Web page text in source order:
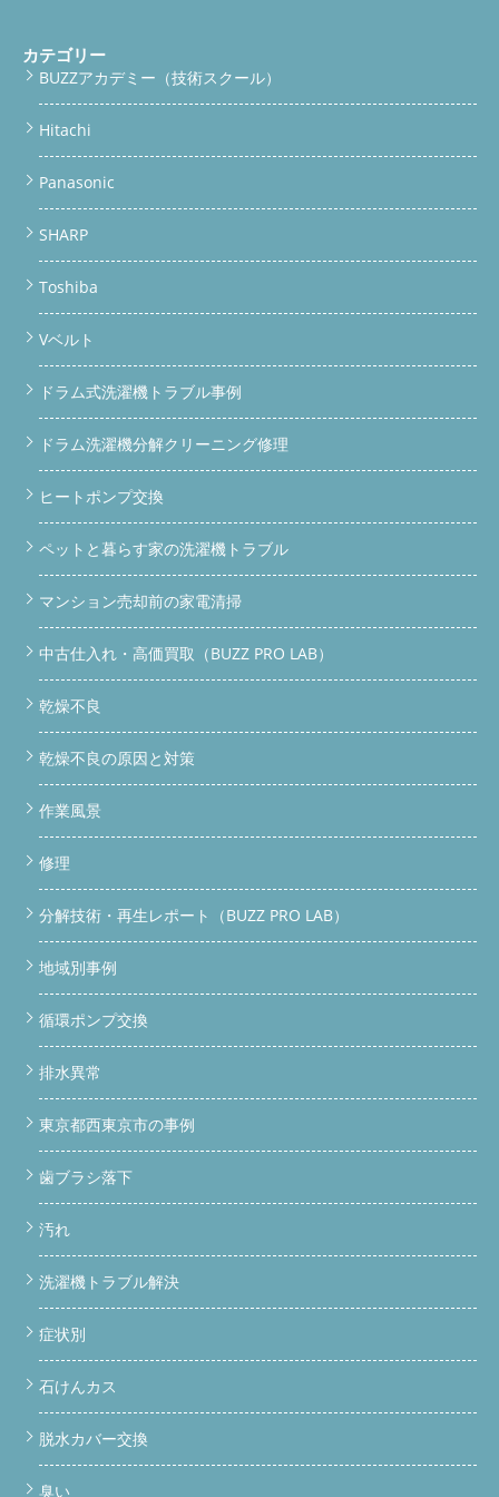
カテゴリー
BUZZアカデミー（技術スクール）
Hitachi
Panasonic
SHARP
Toshiba
Vベルト
ドラム式洗濯機トラブル事例
ドラム洗濯機分解クリーニング修理
ヒートポンプ交換
ペットと暮らす家の洗濯機トラブル
マンション売却前の家電清掃
中古仕入れ・高価買取（BUZZ PRO LAB）
乾燥不良
乾燥不良の原因と対策
作業風景
修理
分解技術・再生レポート（BUZZ PRO LAB）
地域別事例
循環ポンプ交換
排水異常
東京都西東京市の事例
歯ブラシ落下
汚れ
洗濯機トラブル解決
症状別
石けんカス
脱水カバー交換
臭い